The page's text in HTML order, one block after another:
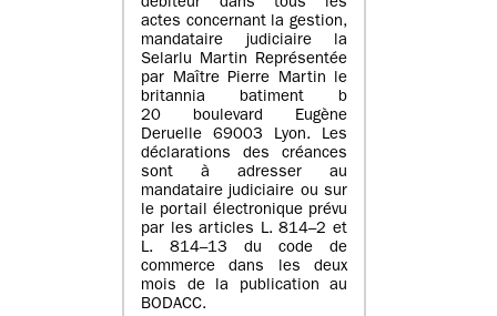
débiteur dans tous les
actes concernant la gestion,
mandataire judiciaire la
Selarlu Martin Représentée
par Maître Pierre Martin le
britannia batiment b
20 boulevard Eugène
Deruelle 69003 Lyon. Les
déclarations des créances
sont à adresser au
mandataire judiciaire ou sur
le portail électronique prévu
par les articles L. 814–2 et
L. 814–13 du code de
commerce dans les deux
mois de la publication au
BODACC.